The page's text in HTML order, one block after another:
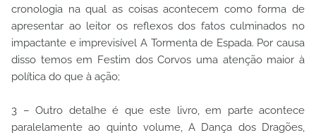
cronologia na qual as coisas acontecem como forma de
apresentar ao leitor os reflexos dos fatos culminados no
impactante e imprevisível A Tormenta de Espada. Por causa
disso temos em Festim dos Corvos uma atenção maior à
política do que à ação;
3 – Outro detalhe é que este livro, em parte acontece
paralelamente ao quinto volume, A Dança dos Dragões,